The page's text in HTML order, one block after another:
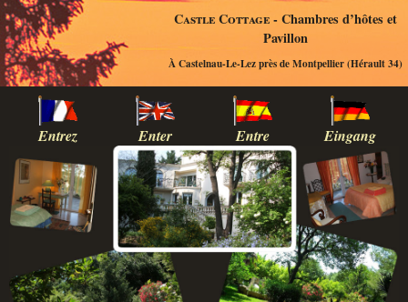
Castle Cottage- Chambres d’hôtes et
Pavillon
À Castelnau-Le-Lez près de Montpellier (Hérault 34)
Entrez Enter Entre Eingang